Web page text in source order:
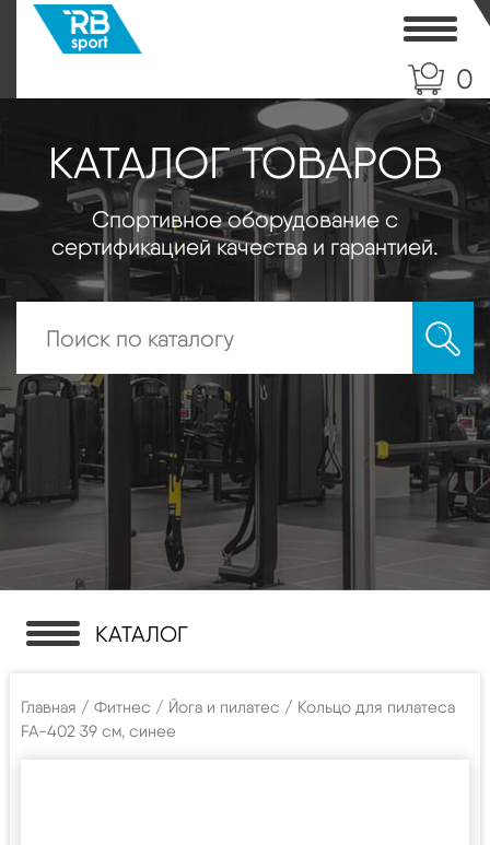
0
КАТАЛОГ ТОВАРОВ
Спортивное оборудование с
сертификацией качества и гарантией.
КАТАЛОГ
Главная / Фитнес / Йога и пилатес / Кольцо для пилатеса
FA-402 39 см, синее